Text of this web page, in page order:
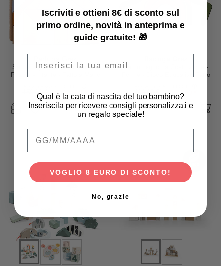
Set in Legno da Costruzione e
Puzzle - Infante - Fatto a Mano
150,00 € 105,00 €
Set in Legno da Costruzione -
Forme - Gioco Educativo Fatto
100,00 € 70,00 €
Iscriviti e ottieni 8€ di sconto sul
primo ordine, novità in anteprima e
guide gratuite! 🎁
Qual è la data di nascita del tuo bambino?
Inseriscila per ricevere consigli personalizzati e
un regalo speciale!
VOGLIO 8 EURO DI SCONTO!
No, grazie